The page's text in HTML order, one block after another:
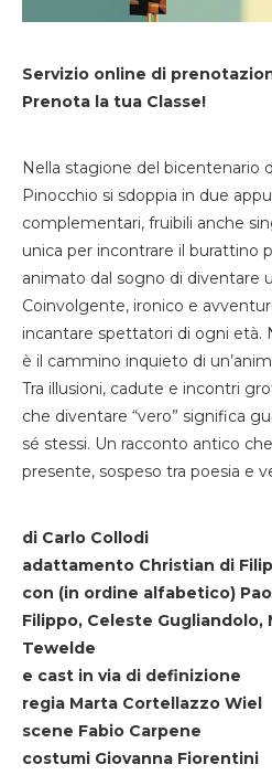
Servizio online di
Prenota la tua Classe!
Nella stagione del bicentenario
Pinocchio si sdoppia in due
complementari, fruibili anche
unica per incontrare il burattino
animato dal sogno di diventare
Coinvolgente, ironico e
incantare spettatori di ogni età.
è il cammino inquieto di
Tra illusioni, cadute e incontri
che diventare “vero” significa
sé stessi. Un racconto antico
presente, sospeso tra poesia e
di Carlo Collodi
adattamento Christian di
con (in ordine alfabetico)
Filippo, Celeste
Tewelde
e cast in via di definizione
regia Marta Cortellazzo Wiel
scene Fabio Carpene
costumi Giovanna Fiorentini